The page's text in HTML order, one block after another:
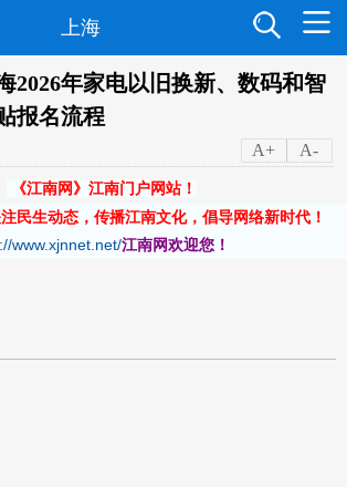
上海
2026年家电以旧换新、数码和智
报名流程
A+ A-
《江南网》江南门户网站！
民生动态，传播江南文化，倡导网络新时代！
www.xjnnet.net/江南网欢迎您！